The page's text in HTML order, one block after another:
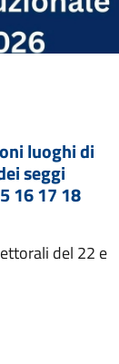
luoghi di
seggi
16 17 18
del 22 e